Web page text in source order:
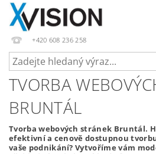
+420 608 236 258
TVORBA
BRUNTÁL
Tvorba webových stránek Bruntál.
efektivní a cenově dostupnou
vaše podnikání? Vytvoříme vám